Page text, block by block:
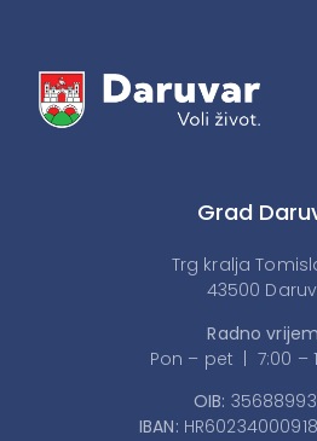
Grad
Trg kralja
43500
Radno
Pon – pet | 7:00 –
OIB:
IBAN: